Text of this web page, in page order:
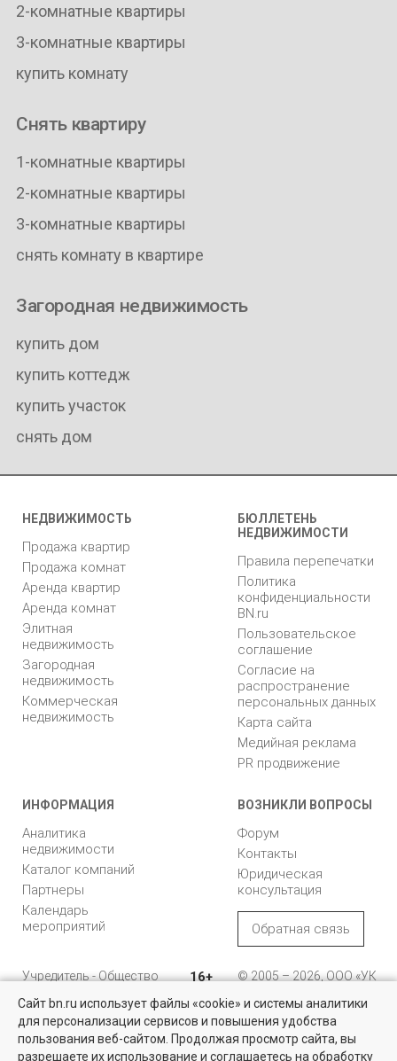
Квартиры на вторичном рынке
Более 10 тысяч квартир в Санкт-Петербурге и области от
2-комнатные квартиры
3-комнатные квартиры
купить комнату
Снять квартиру
1-комнатные квартиры
2-комнатные квартиры
3-комнатные квартиры
снять комнату в квартире
Загородная недвижимость
купить дом
купить коттедж
купить участок
снять дом
НЕДВИЖИМОСТЬ
Продажа квартир
Продажа комнат
Аренда квартир
Аренда комнат
Элитная
недвижимость
Загородная
недвижимость
Коммерческая
недвижимость
БЮЛЛЕТЕНЬ
НЕДВИЖИМОСТИ
Правила перепечатки
Политика
конфиденциальности
BN.ru
Пользовательское
соглашение
Согласие на
распространение
персональных данных
Карта сайта
Медийная реклама
PR продвижение
ИНФОРМАЦИЯ
Аналитика
недвижимости
Каталог компаний
Партнеры
Календарь
мероприятий
ВОЗНИКЛИ ВОПРОСЫ
Форум
Контакты
Юридическая
консультация
Обратная связь
Учредитель - Общество
ответственностью
"Управляющая
компания "Бюллетень
недвижимости"
16+
© 2005 – 2026, ООО «УК
196105, Санкт-
Петербург, пр. Юрия
Гагарина, 1
Сайт bn.ru использует файлы «cookie» и системы аналитики
для персонализации сервисов и повышения удобства
пользования веб-сайтом. Продолжая просмотр сайта, вы
разрешаете их использование и соглашаетесь на обработку